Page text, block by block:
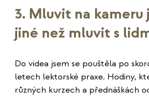
3. Mluvit na kameru
jiné než mluvit s
Do videa jsem se pouštěla po
letech lektorské praxe. Hodiny,
různých kurzech a přednáškách